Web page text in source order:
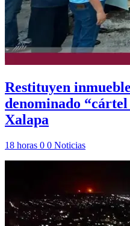
Restituyen
denominado
Xalapa
18 horas 0 0 Noticias